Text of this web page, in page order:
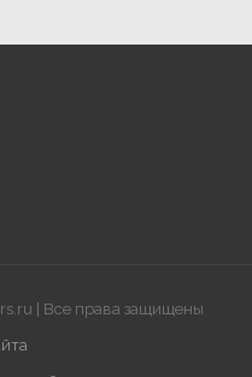
| Все права защищены